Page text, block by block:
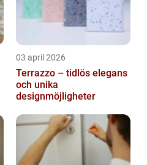
03 april 2026
Terrazzo – tidlös elegans
och unika
designmöjligheter